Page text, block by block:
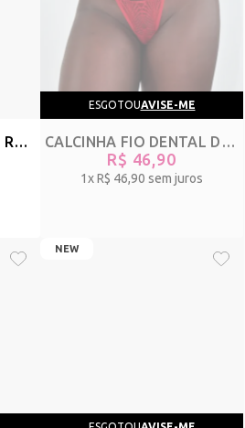
CALCINHA ABERTA EM RENDA COM CORRENTE E BIJU DE CORAÇÃO - DESTINO - PRETO - REF 1730
ESGOTOUAVISE-ME
CALCINHA FIO DENTAL DE LUXO EM RENDA COM DETALHE DE BIJU E REGULAGEM - BABY - VERMELHO - REF 3171
R$ 46,90
1xR$ 46,90 sem juros
NEW